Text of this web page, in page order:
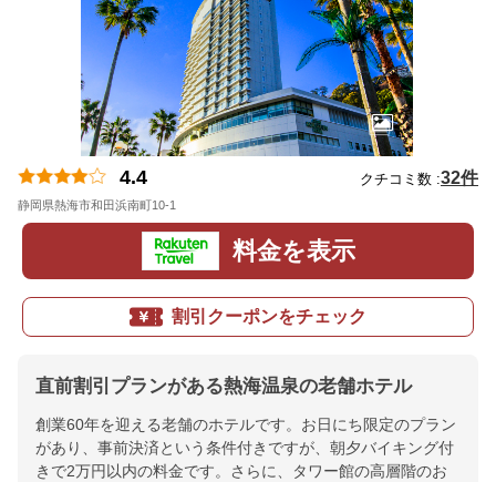
4.4 クチコミ数 :32件
静岡県熱海市和田浜南町10-1
料金を表示
割引クーポンをチェック
直前割引プランがある熱海温泉の老舗ホテル
創業60年を迎える老舗のホテルです。お日にち限定のプラン
があり、事前決済という条件付きですが、朝夕バイキング付
きで2万円以内の料金です。さらに、タワー館の高層階のお